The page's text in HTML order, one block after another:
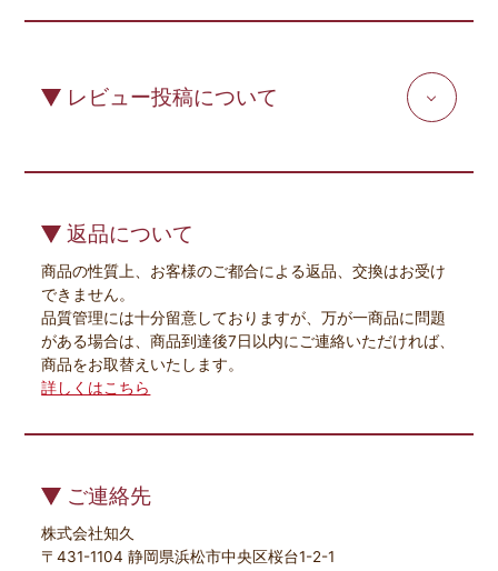
レビュー投稿について
返品について
商品の性質上、お客様のご都合による返品、交換はお受け
できません。
品質管理には十分留意しておりますが、万が一商品に問題
がある場合は、商品到達後7日以内にご連絡いただければ、
商品をお取替えいたします。
詳しくはこちら
ご連絡先
株式会社知久
〒431-1104 静岡県浜松市中央区桜台1-2-1